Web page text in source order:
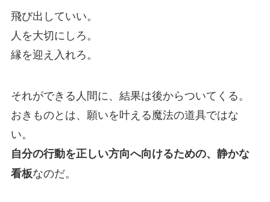
飛び出していい。
人を大切にしろ。
縁を迎え入れろ。
それができる人間に、結果は後からついてくる。
おきものとは、願いを叶える魔法の道具ではな
い。
自分の行動を正しい方向へ向けるための、静かな
看板なのだ。